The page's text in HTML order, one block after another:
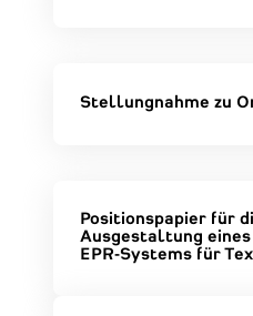
Stellungnahme zu
Positionspapier für
Ausgestaltung
EPR-Systems für